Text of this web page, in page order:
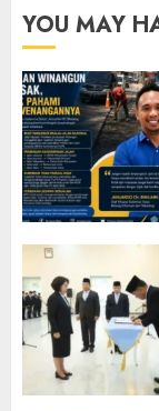
YOU MAY